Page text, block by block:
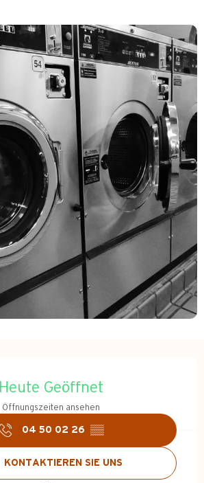
Heute Geöffnet
Öffnungszeiten ansehen
04 50 02 26 ▒▒
KONTAKTIEREN SIE UNS